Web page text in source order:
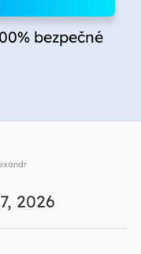
bezpečné
2026